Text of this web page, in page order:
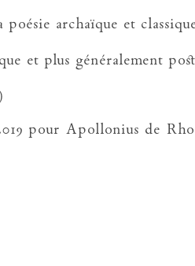
archaïque et
et plus généralement
pour Apollonius de